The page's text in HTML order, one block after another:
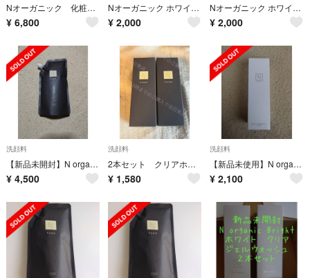
Nオーガニック 化粧水&ジェルウォッシュ
¥ 6,800
Nオーガニック ホワイトクリアジェルウォッシュ 150g 洗顔料
¥ 2,000
Nオーガニック ホワイトクリアジェルウォッシュ 150g 洗顔料
¥ 2,000
洗顔料
【新品未開封】N organic Vie クリアホイップフォームリフィル (本体2本分)
¥ 4,500
洗顔料
2本セット クリアホイップフォーム 30ml Nオーガニックvie
¥ 1,580
洗顔料
【新品未使用】N organic モイスチュア&バランシング フォーム 100g
¥ 2,100